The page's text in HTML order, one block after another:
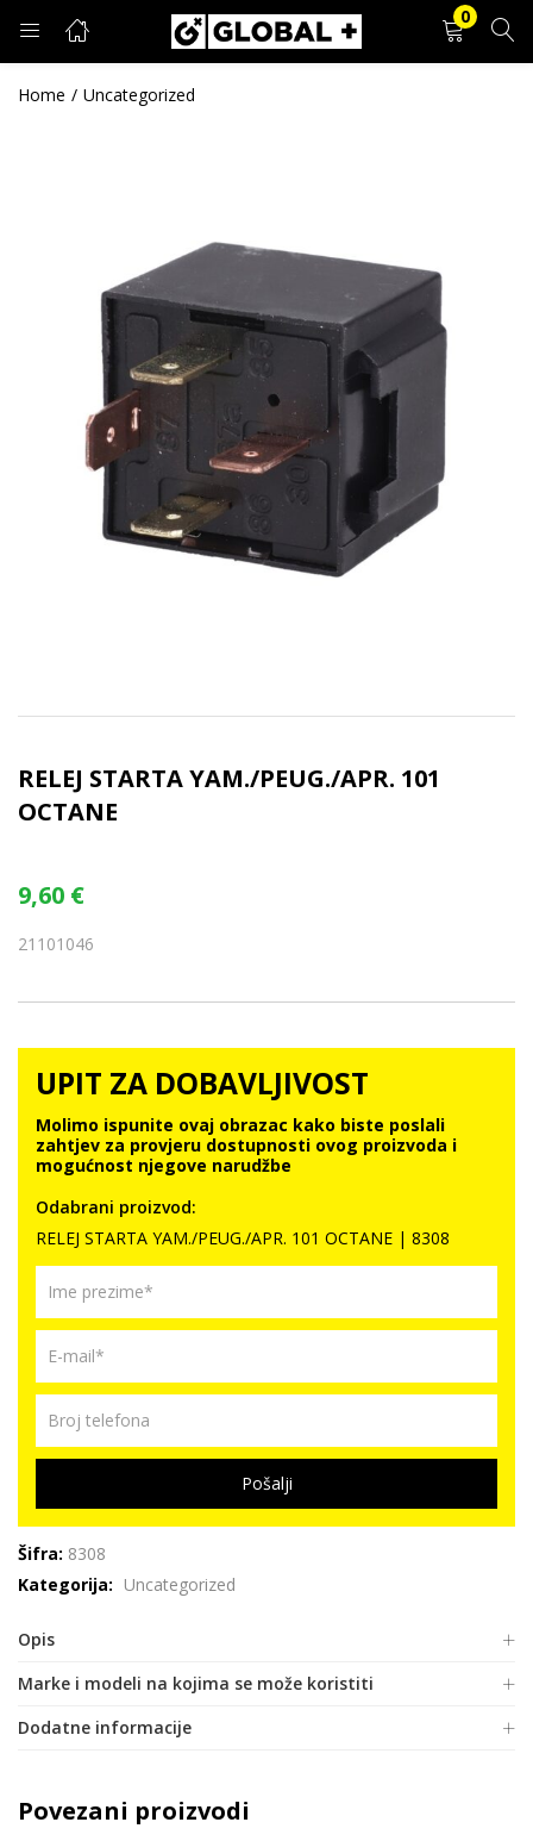
0
PRIJAVA REGISTRACIJA
Zapamti me
Prijava
Zaboravljena lozinka?
Home Uncategorized
RELEJ STARTA YAM./PEUG./APR. 101
OCTANE
9,60 €
21101046
UPIT ZA DOBAVLJIVOST
Molimo ispunite ovaj obrazac kako biste poslali
zahtjev za provjeru dostupnosti ovog proizvoda i
mogućnost njegove narudžbe
Odabrani proizvod:
RELEJ STARTA YAM./PEUG./APR. 101 OCTANE | 8308
Pošalji
Šifra: 8308
Kategorija: Uncategorized
Opis
Marke i modeli na kojima se može koristiti
Dodatne informacije
Povezani proizvodi